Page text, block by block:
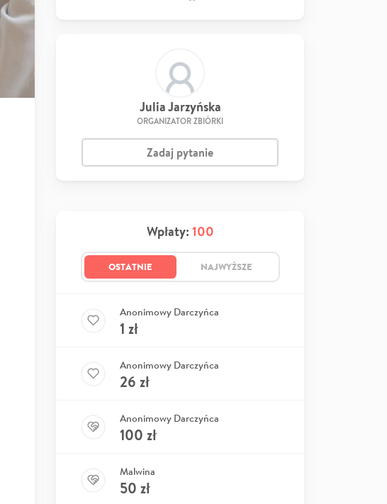
Julia Jarzyńska
ORGANIZATOR ZBIÓRKI
Zadaj pytanie
Wpłaty: 100
OSTATNIE NAJWYŻSZE
Anonimowy Darczyńca
1 zł
Anonimowy Darczyńca
26 zł
Anonimowy Darczyńca
100 zł
Malwina
50 zł